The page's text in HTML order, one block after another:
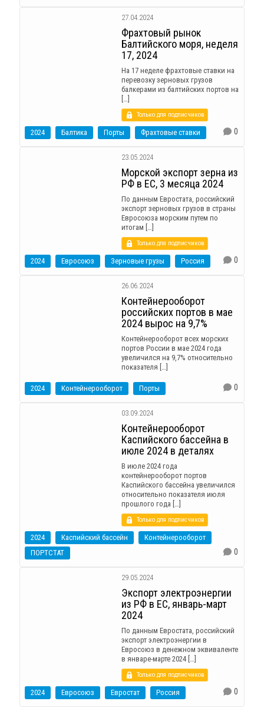
27.04.2024
Фрахтовый рынок
Балтийского моря, неделя
17, 2024
На 17 неделе фрахтовые ставки на
перевозку зерновых грузов
балкерами из балтийских портов на
[…]
Только для подписчиков
2024 Балтика Порты Фрахтовые ставки 0
23.05.2024
Морской экспорт зерна из
РФ в ЕС, 3 месяца 2024
По данным Евростата, российский
экспорт зерновых грузов в страны
Евросоюза морским путем по
итогам […]
Только для подписчиков
2024 Евросоюз Зерновые грузы Россия 0
26.06.2024
Контейнерооборот
российских портов в мае
2024 вырос на 9,7%
Контейнерооборот всех морских
портов России в мае 2024 года
увеличился на 9,7% относительно
показателя […]
2024 Контейнерооборот Порты 0
03.09.2024
Контейнерооборот
Каспийского бассейна в
июле 2024 в деталях
В июле 2024 года
контейнерооборот портов
Каспийского бассейна увеличился
относительно показателя июля
прошлого года […]
Только для подписчиков
2024 Каспийский бассейн
Контейнерооборот
ПОРТСТАТ
0
29.05.2024
Экспорт электроэнергии
из РФ в ЕС, январь-март
2024
По данным Евростата, российский
экспорт электроэнергии в
Евросоюз в денежном эквиваленте
в январе-марте 2024 […]
Только для подписчиков
2024 Евросоюз Евростат Россия 0